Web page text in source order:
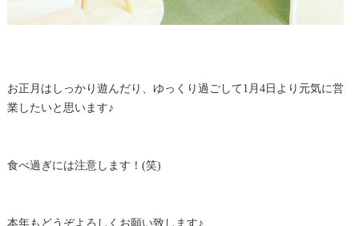
お正月はしっかり遊んだり、ゆっくり過ごして1月4日より元気に営
業したいと思います♪
食べ過ぎには注意します！(笑)
本年もどうぞよろしくお願い致します♪